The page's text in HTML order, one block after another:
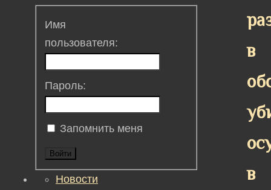
в
в
Имя
пользователя:
Пароль:
Запомнить меня
Войти
Новости